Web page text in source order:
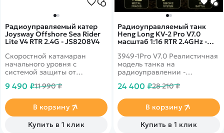
Радиоуправляемый катер
Joysway Offshore Sea Rider
Lite V4 RTR 2.4G - JS8208V4
Скоростной катамаран
начального уровня с
системой защиты от
металлический гребной
мотора
9 490 ₽11 990 ₽
В корзину
Купить в 1 клик
Радиоуправляемый танк
Heng Long KV-2 Pro V7.0
масштаб 1:16 RTR 2.4GHz -
3949-1Pro V7.0 Реалистичная
модель танка на
радиоуправлении -
посадить солдатика. В
оборудование. MS - Pro
Version - Стальная шестерня,
металлический гусеницы,
металлическое ведущее
24 400 ₽28 210 ₽
В корзину
Купить в 1 клик